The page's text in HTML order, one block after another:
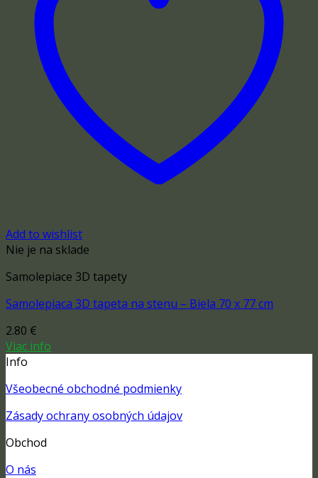
Add to wishlist
Nie je na sklade
Samolepiace 3D tapety
Samolepiaca 3D tapeta na stenu – Biela 70 x 77 cm
2.80 €
Viac info
Info
Všeobecné obchodné podmienky
Zásady ochrany osobných údajov
Obchod
O nás